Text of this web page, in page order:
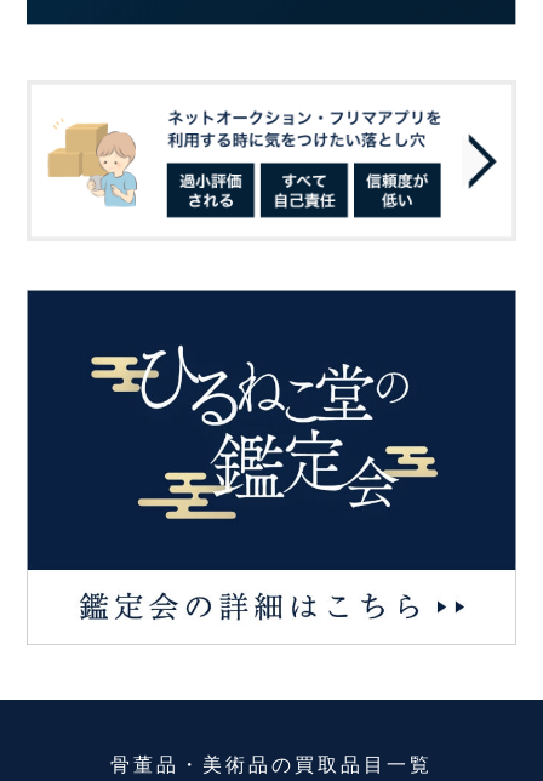
骨董品・美術品の買取品目一覧